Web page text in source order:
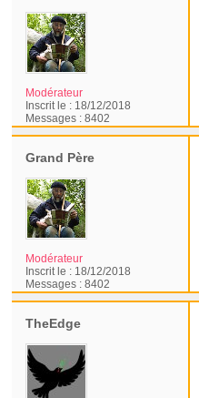
Modérateur
Inscrit le : 18/12/2018
Messages :8402
Grand Père
Modérateur
Inscrit le : 18/12/2018
Messages :8402
TheEdge